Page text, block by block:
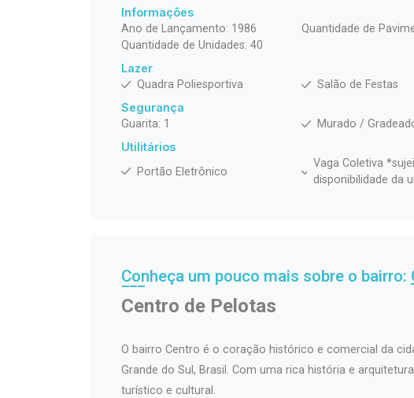
Informações
Ano de Lançamento: 1986
Quantidade de
Quantidade de Unidades: 40
Lazer
Quadra Poliesportiva
Salão de Festas
Segurança
Guarita: 1
Murado /
Utilitários
Portão Eletrônico
Vaga Coletiva
disponibilidade da
Conheça um pouco mais sobre o bairro:
Centro de Pelotas
O bairro Centro é o coração histórico e comercial da
Grande do Sul, Brasil. Com uma rica história e
turístico e cultural.